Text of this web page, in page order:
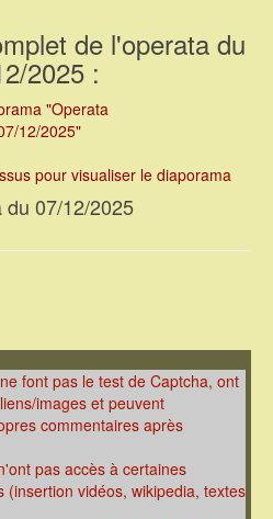
de l'operata du
2025 :
pour visualiser le diaporama
du 07/12/2025
12/2025
L'operata du 29/11/2025
font pas le test de Captcha, ont
images et peuvent
commentaires après
pas accès à certaines
(insertion vidéos, wikipedia, textes